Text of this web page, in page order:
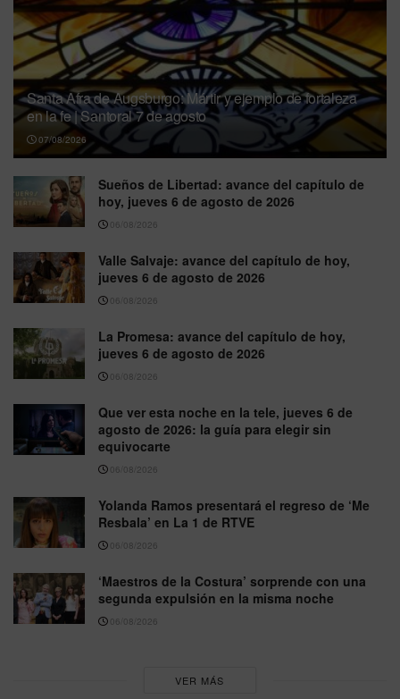
Santa Afra de Augsburgo: Mártir y ejemplo de fortaleza
en la fe | Santoral 7 de agosto
07/08/2026
Sueños de Libertad: avance del capítulo de
hoy, jueves 6 de agosto de 2026
06/08/2026
Valle Salvaje: avance del capítulo de hoy,
jueves 6 de agosto de 2026
06/08/2026
La Promesa: avance del capítulo de hoy,
jueves 6 de agosto de 2026
06/08/2026
Que ver esta noche en la tele, jueves 6 de
agosto de 2026: la guía para elegir sin
equivocarte
06/08/2026
Yolanda Ramos presentará el regreso de ‘Me
Resbala’ en La 1 de RTVE
06/08/2026
‘Maestros de la Costura’ sorprende con una
segunda expulsión en la misma noche
06/08/2026
VER MÁS